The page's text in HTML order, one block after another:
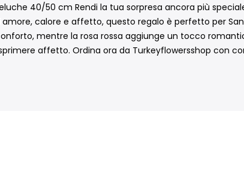
40/50 cm Rendi la tua sorpresa ancora più
calore e affetto, questo regalo è perfetto per
mentre la rosa rossa aggiunge un tocco
affetto. Ordina ora da Turkeyflowersshop con